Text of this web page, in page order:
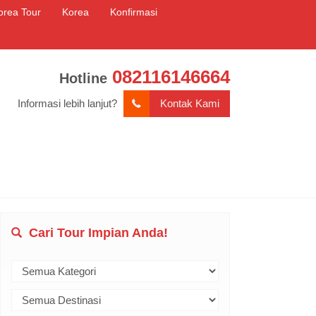
Tour Korea Konfirmasi
Hotline 082116146664
Informasi lebih lanjut? Kontak Kami
Cari Tour Impian Anda!